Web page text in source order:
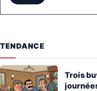
TENDANCE
Trois